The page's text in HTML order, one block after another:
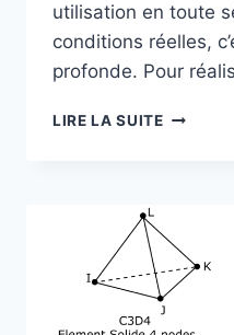
utilisation en toute
conditions réelles,
profonde. Pour
LIRE LA SUITE